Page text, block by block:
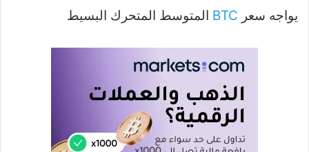
يواجه سعر BTC المتوسط ​​المتحرك البسيط